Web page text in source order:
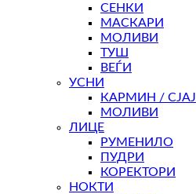
СЕНКИ
МАСКАРИ
МОЛИВИ
ТУШ
ВЕЃИ
УСНИ
КАРМИН / СЈАЈ
МОЛИВИ
ЛИЦЕ
РУМЕНИЛО
ПУДРИ
КОРЕКТОРИ
НОКТИ